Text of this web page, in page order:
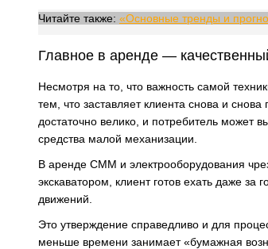
Читайте также: «Основные тренды и
Главное в аренде —
Несмотря на то, что важность самой
тем, что заставляет клиента снова и
достаточно велико, и потребитель может
средства малой механизации.
В аренде СММ и электрооборудования
экскаватором, клиент готов ехать даже
движений.
Это утверждение справедливо и для
меньше времени занимает «бумажная